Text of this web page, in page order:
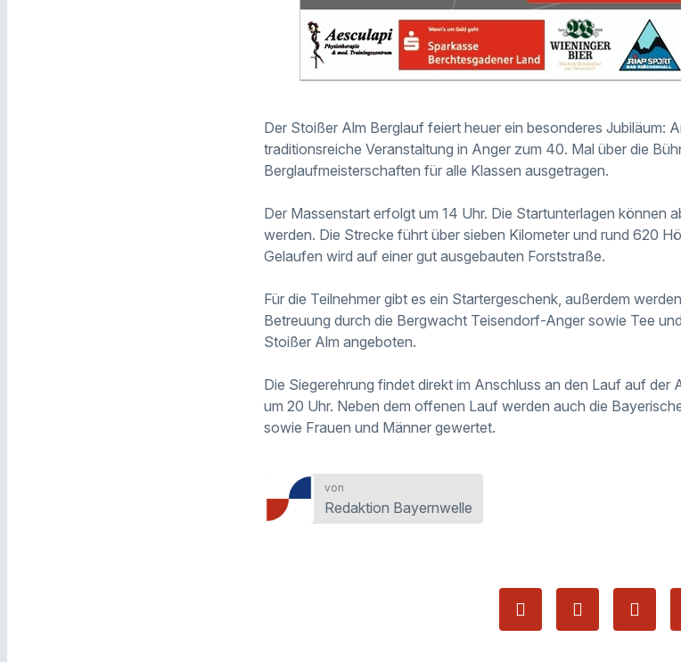
Der Stoißer Alm Berglauf feiert heuer ein besonderes Jubiläum:
traditionsreiche Veranstaltung in Anger zum 40. Mal über die
Berglaufmeisterschaften für alle Klassen ausgetragen.
Der Massenstart erfolgt um 14 Uhr. Die Startunterlagen können
werden. Die Strecke führt über sieben Kilometer und rund 620
Gelaufen wird auf einer gut ausgebauten Forststraße.
Für die Teilnehmer gibt es ein Startergeschenk, außerdem
Betreuung durch die Bergwacht Teisendorf-Anger sowie Tee
Stoißer Alm angeboten.
Die Siegerehrung findet direkt im Anschluss an den Lauf auf der
um 20 Uhr. Neben dem offenen Lauf werden auch die
sowie Frauen und Männer gewertet.
von
Redaktion Bayernwelle